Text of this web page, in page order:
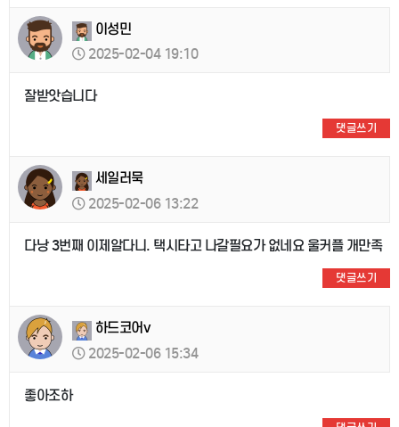
이성민
2025-02-04 19:10
잘받앗습니다
댓글쓰기
세일러묵
2025-02-06 13:22
다낭 3번째 이제알다니. 택시타고 나갈필요가 없네요 울커플 개만족
댓글쓰기
하드코어v
2025-02-06 15:34
좋아조하